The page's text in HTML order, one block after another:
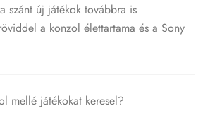
szánt új játékok továbbra is
a konzol élettartama és a Sony
mellé játékokat keresel?